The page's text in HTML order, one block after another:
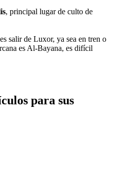
, principal lugar de culto de
salir de Luxor, ya sea en tren o
es Al-Bayana, es difícil
para sus